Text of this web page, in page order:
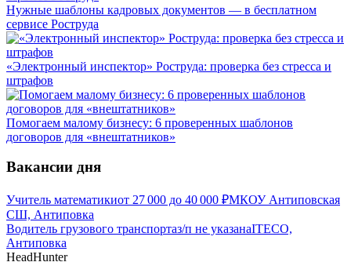
Нужные шаблоны кадровых документов — в бесплатном
сервисе Роструда
«Электронный инспектор» Роструда: проверка без стресса и
штрафов
Помогаем малому бизнесу: 6 проверенных шаблонов
договоров для «внештатников»
Вакансии дня
Учитель математикиот 27 000 до 40 000 ₽МКОУ Антиповская
СШ, Антиповка
Водитель грузового транспортаз/п не указанаITECO,
Антиповка
HeadHunter